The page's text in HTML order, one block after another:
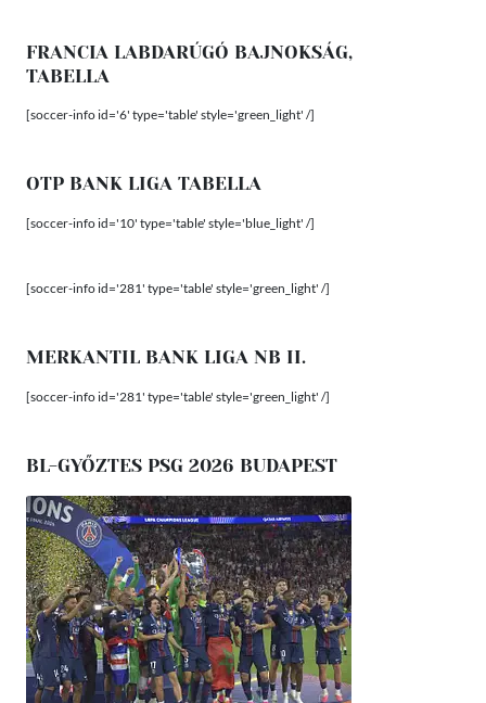
FRANCIA LABDARÚGÓ BAJNOKSÁG,
TABELLA
[soccer-info id='6' type='table' style='green_light' /]
OTP BANK LIGA TABELLA
[soccer-info id='10' type='table' style='blue_light' /]
[soccer-info id='281' type='table' style='green_light' /]
MERKANTIL BANK LIGA NB II.
[soccer-info id='281' type='table' style='green_light' /]
BL-GYŐZTES PSG 2026 BUDAPEST